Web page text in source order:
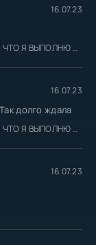
16.07.23
ПЕРЕД СМЕРТЬЮ
16.07.23
долго ждала
ПЕРЕД СМЕРТЬЮ
16.07.23